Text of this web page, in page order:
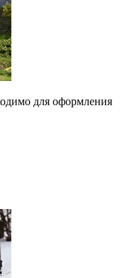
для оформления